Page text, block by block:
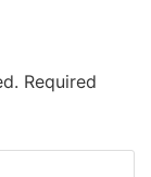
Required